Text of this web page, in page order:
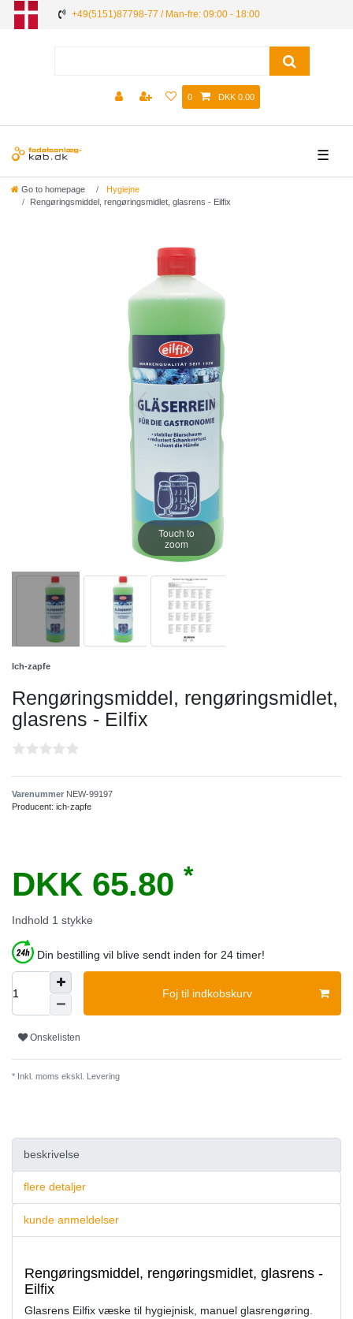
+49(5151)87798-77 / Man-fre: 09:00 - 18:00
0 DKK 0.00
☰
Go to homepage
Hygiejne
Rengøringsmiddel, rengøringsmidlet, glasrens - Eilfix
Touch to
zoom
Ich-zapfe
Rengøringsmiddel, rengøringsmidlet,
glasrens - Eilfix
Varenummer NEW-99197
Producent: ich-zapfe
DKK 65.80 *
Indhold 1 stykke
Din bestilling vil blive sendt inden for 24 timer!
Foj til indkobskurv
Onskelisten
* Inkl. moms ekskl. Levering
beskrivelse
flere detaljer
kunde anmeldelser
Rengøringsmiddel, rengøringsmidlet, glasrens -
Eilfix
Glasrens Eilfix væske til hygiejnisk, manuel glasrengøring.